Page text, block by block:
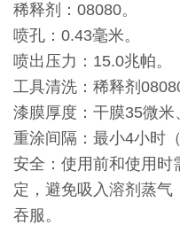
稀释剂：08080。
喷孔：0.43毫米。
喷出压力：15.0兆帕。
工具清洗：稀释剂
漆膜厚度：干膜35微米
重涂间隔：最小4小时
安全：使用前和使用时
定，避免吸入溶剂蒸气
吞服。